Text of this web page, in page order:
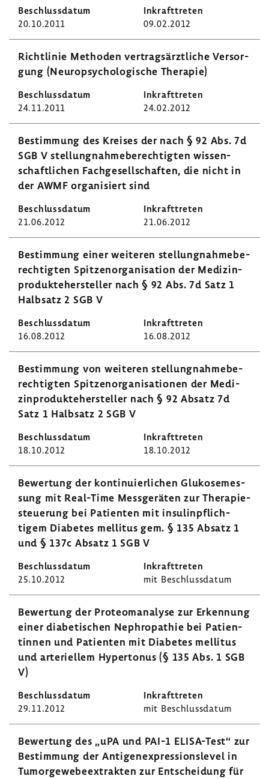
20.10.2011 09.02.2012
Richt­linie Methoden vertrags­ärzt­liche Versor­
gung (Neuro­psy­cho­lo­gi­sche Therapie)
24.11.2011 24.02.2012
Bestim­mung des Kreises der nach § 92 Abs. 7d
SGB V stel­lung­nah­me­be­rech­tigten wissen­
schaft­li­chen Fach­ge­sell­schaften, die nicht in
der AWMF orga­ni­siert sind
21.06.2012 21.06.2012
Bestim­mung einer weiteren stel­lung­nah­me­be­
rech­tigten Spit­zen­or­ga­ni­sa­tion der Medi­zin­
pro­dukte­her­steller nach § 92 Abs. 7d Satz 1
Halb­satz 2 SGB V
16.08.2012 16.08.2012
Bestim­mung von weiteren stel­lung­nah­me­be­
rech­tigten Spit­zen­or­ga­ni­sa­tionen der Medi­
zin­pro­dukte­her­steller nach § 92 Absatz 7d
Satz 1 Halb­satz 2 SGB V
18.10.2012 18.10.2012
Bewer­tung der konti­nu­ier­li­chen Gluko­se­mes­
sung mit Real-​Time Mess­ge­räten zur Thera­pie­
steue­rung bei Pati­enten mit insu­lin­pflich­
tigem Diabetes mellitus gem. § 135 Absatz 1
und § 137c Absatz 1 SGB V
25.10.2012 mit Beschluss­datum
Bewer­tung der Proteom­ana­lyse zur Erken­nung
einer diabe­ti­schen Neph­ro­pa­thie bei Pati­en­
tinnen und Pati­enten mit Diabetes mellitus
und arte­ri­ellem Hyper­tonus (§ 135 Abs. 1 SGB
V)
29.11.2012 mit Beschluss­datum
Bewer­tung des „uPA und PAI-1 ELISA-​Test“ zur
Bestim­mung der Anti­gen­ex­pres­si­ons­level in
Tumor­ge­we­be­ex­trakten zur Entschei­dung für